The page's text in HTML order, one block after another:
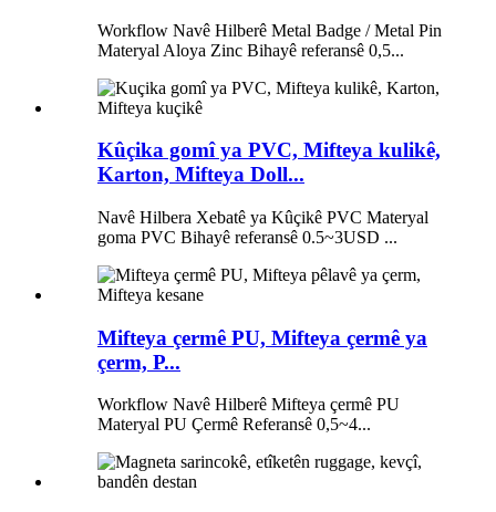
Workflow Navê Hilberê Metal Badge / Metal Pin
Materyal Aloya Zinc Bihayê referansê 0,5...
Kûçika gomî ya PVC, Mifteya kulikê,
Karton, Mifteya Doll...
Navê Hilbera Xebatê ya Kûçikê PVC Materyal
goma PVC Bihayê referansê 0.5~3USD ...
Mifteya çermê PU, Mifteya çermê ya
çerm, P...
Workflow Navê Hilberê Mifteya çermê PU
Materyal PU Çermê Referansê 0,5~4...